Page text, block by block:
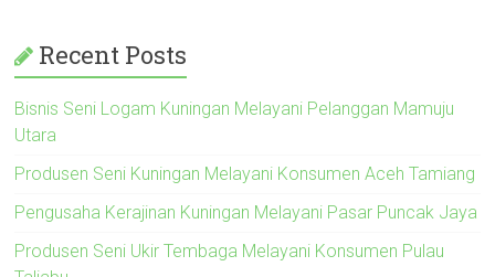
Recent Posts
Bisnis Seni Logam Kuningan Melayani Pelanggan Mamuju
Utara
Produsen Seni Kuningan Melayani Konsumen Aceh Tamiang
Pengusaha Kerajinan Kuningan Melayani Pasar Puncak Jaya
Produsen Seni Ukir Tembaga Melayani Konsumen Pulau